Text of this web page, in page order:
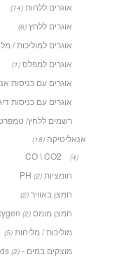
אוגרים ללחות (14)
אוגרים ללחץ (6)
אוגרים למוליכות /
אוגרים למפלס (1)
אוגרים עם כניסות
אוגרים עם כניסות
רשמים ללחץ/
אנאליטיקה (18)
CO \ CO2 (4)
חומציות PH (2)
חמצן באוויר (2)
חמצן מומס Dissolved Oxygen (2)
מוליכות / מליחות (5)
מוצקים במים - Dissolved Solids (2)